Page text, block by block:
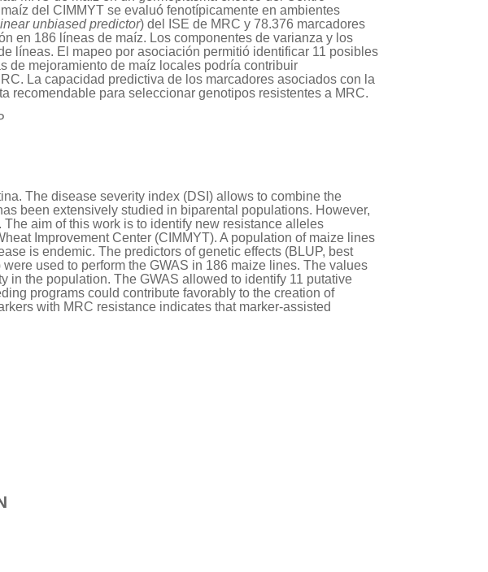
del CIMMYT se evaluó fenotípicamente en ambientes
unbiased predictor) del ISE de MRC y 78.376 marcadores
en 186 líneas de maíz. Los componentes de varianza y los
líneas. El mapeo por asociación permitió identificar 11 posibles
de mejoramiento de maíz locales podría contribuir
La capacidad predictiva de los marcadores asociados con la
recomendable para seleccionar genotipos resistentes a MRC.
The disease severity index (DSI) allows to combine the
been extensively studied in biparental populations. However,
aim of this work is to identify new resistance alleles
Improvement Center (CIMMYT). A population of maize lines
is endemic. The predictors of genetic effects (BLUP, best
used to perform the GWAS in 186 maize lines. The values
the population. The GWAS allowed to identify 11 putative
programs could contribute favorably to the creation of
with MRC resistance indicates that marker-assisted